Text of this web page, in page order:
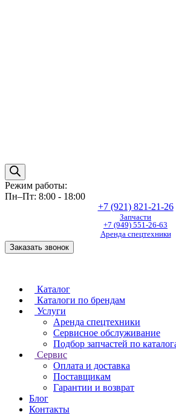
Режим работы:
Пн–Пт: 8:00 - 18:00
+7 (921) 821-21-26
Запчасти
+7 (949) 551-26-63
Аренда спецтехники
Заказать звонок
Каталог
Каталоги по брендам
Услуги
Аренда спецтехники
Сервисное обслуживание
Подбор запчастей по
Сервис
Оплата и доставка
Поставщикам
Гарантии и возврат
Блог
Контакты